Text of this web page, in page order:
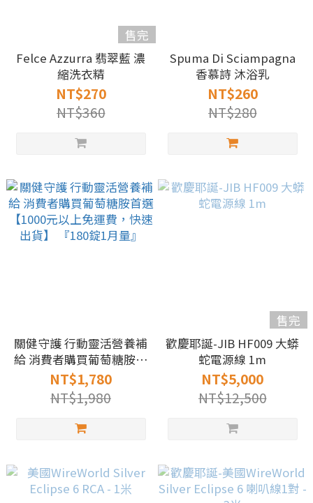
售完
Felce Azzurra 翡翠藍 濃
縮洗衣精
NT$270
NT$360
Spuma Di Sciampagna
香慕詩 沐浴乳
NT$260
NT$280
關健守護 行動靈活營養補
給 消費者購買葡萄糖胺首
選 【1000元以上免運費，
快速出貨】 『180錠1月
量』
NT$1,780
NT$1,980
售完
歡慶耶誕-JIB HF009 大蟒
蛇電源線 1m
NT$5,000
NT$12,500